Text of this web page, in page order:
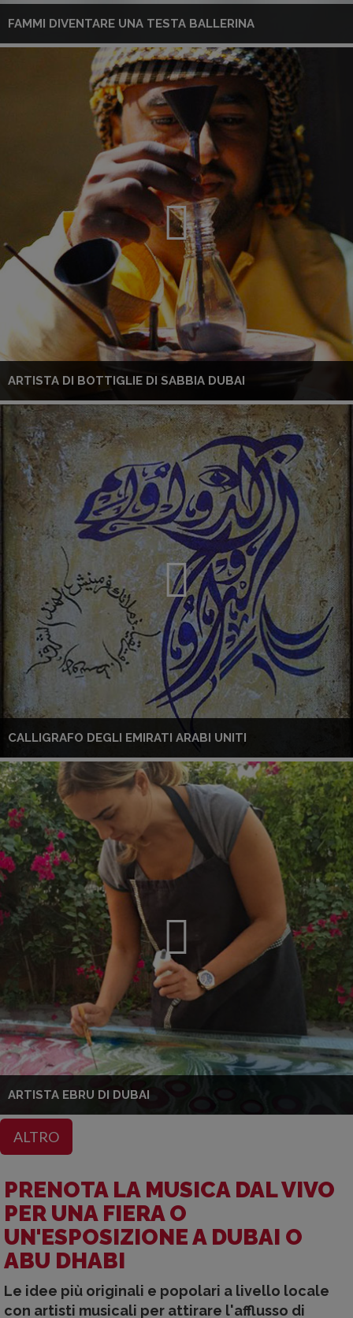
FAMMI DIVENTARE UNA TESTA BALLERINA
ARTISTA DI BOTTIGLIE DI SABBIA DUBAI
CALLIGRAFO DEGLI EMIRATI ARABI UNITI
ARTISTA EBRU DI DUBAI
ALTRO
PRENOTA LA MUSICA DAL VIVO
PER UNA FIERA O
UN'ESPOSIZIONE A DUBAI O
ABU DHABI
Le idee più originali e popolari a livello locale
con artisti musicali per attirare l'afflusso di